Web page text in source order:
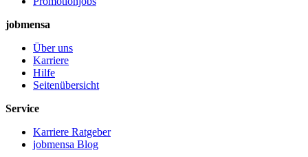
jobmensa
Über uns
Karriere
Hilfe
Seitenübersicht
Service
Karriere Ratgeber
jobmensa Blog